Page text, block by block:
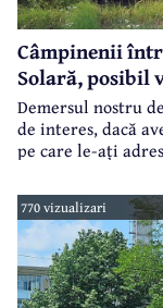
Câmpinenii
Solară,
Demersul nostru
de interes, dacă
pe care le-ați
770 vizualizari